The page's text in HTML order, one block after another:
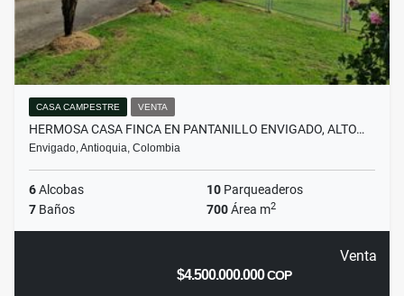
CASA CAMPESTRE VENTA
HERMOSA CASA FINCA EN PANTANILLO ENVIGADO, ALTO…
Envigado, Antioquia, Colombia
6Alcobas 10 Parqueaderos
7 Baños 700Área m2
Venta
$4.500.000.000COP